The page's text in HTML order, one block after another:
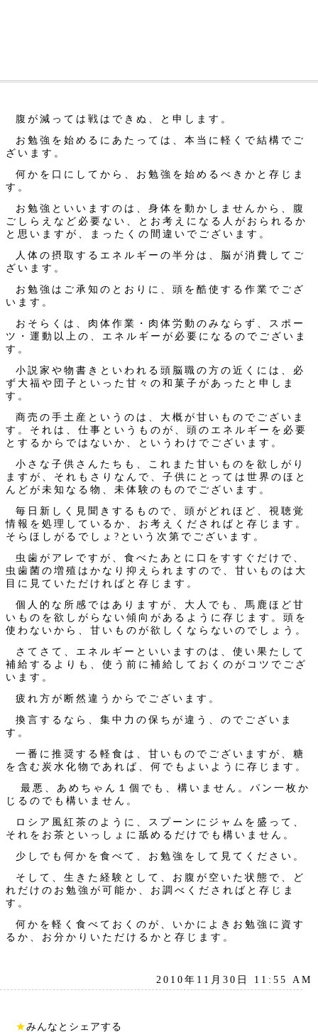
腹が減っては戦はできぬ、と申します。
お勉強を始めるにあたっては、本当に軽くで結構でご
ざいます。
何かを口にしてから、お勉強を始めるべきかと存じま
す。
お勉強といいますのは、身体を動かしませんから、腹
ごしらえなど必要ない、とお考えになる人がおられるか
と思いますが、まったくの間違いでございます。
人体の摂取するエネルギーの半分は、脳が消費してご
ざいます。
お勉強はご承知のとおりに、頭を酷使する作業でござ
います。
おそらくは、肉体作業・肉体労動のみならず、スポー
ツ・運動以上の、エネルギーが必要になるのでございま
す。
小説家や物書きといわれる頭脳職の方の近くには、必
ず大福や団子といった甘々の和菓子があったと申しま
す。
商売の手土産というのは、大概が甘いものでございま
す。それは、仕事というものが、頭のエネルギーを必要
とするからではないか、というわけでございます。
小さな子供さんたちも、これまた甘いものを欲しがり
ますが、それもさりなんで、子供にとっては世界のほと
んどが未知なる物、未体験のものでございます。
毎日新しく見聞きするもので、頭がどれほど、視聴覚
情報を処理しているか、お考えくださればと存じます。
そらほしがるでしょ?という次第でございます。
虫歯がアレですが、食べたあとに口をすすぐだけで、
虫歯菌の増殖はかなり抑えられますので、甘いものは大
目に見ていただければと存じます。
個人的な所感ではありますが、大人でも、馬鹿ほど甘
いものを欲しがらない傾向があるように存じます。頭を
使わないから、甘いものが欲しくならないのでしょう。
さてさて、エネルギーといいますのは、使い果たして
補給するよりも、使う前に補給しておくのがコツでござ
います。
疲れ方が断然違うからでございます。
換言するなら、集中力の保ちが違う、のでございま
す。
一番に推奨する軽食は、甘いものでございますが、糖
を含む炭水化物であれば、何でもよいように存じます。
最悪、あめちゃん１個でも、構いません。パン一枚か
じるのでも構いません。
ロシア風紅茶のように、スプーンにジャムを盛って、
それをお茶といっしょに舐めるだけでも構いません。
少しでも何かを食べて、お勉強をして見てください。
そして、生きた経験として、お腹が空いた状態で、ど
れだけのお勉強が可能か、お調べくださればと存じま
す。
何かを軽く食べておくのが、いかによきお勉強に資す
るか、お分かりいただけるかと存じます。
2010年11月30日 11:55 AM
★みんなとシェアする